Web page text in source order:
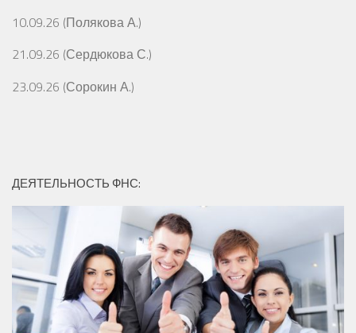
10.09.26 (Полякова А.)
21.09.26 (Сердюкова С.)
23.09.26 (Сорокин А.)
ДЕЯТЕЛЬНОСТЬ ФНС: